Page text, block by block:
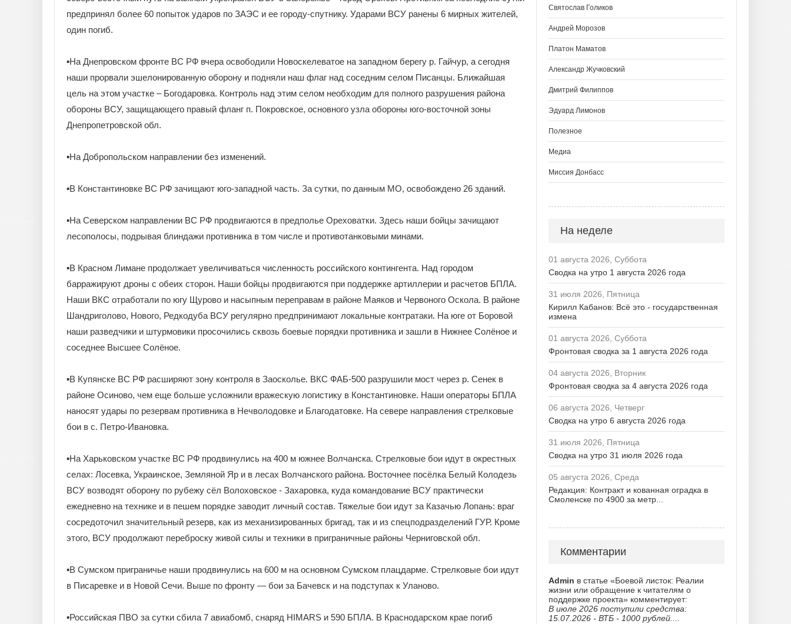
предпринял более 60 попыток ударов по ЗАЭС и ее городу-спутнику. Ударами ВСУ ранены 6 мирных жителей,
один погиб.
▪️На Днепровском фронте ВС РФ вчера освободили Новоскелеватое на западном берегу р. Гайчур, а сегодня
наши прорвали эшелонированную оборону и подняли наш флаг над соседним селом Писанцы. Ближайшая
цель на этом участке – Богодаровка. Контроль над этим селом необходим для полного разрушения района
обороны ВСУ, защищающего правый фланг п. Покровское, основного узла обороны юго-восточной зоны
Днепропетровской обл.
▪️На Добропольском направлении без изменений.
▪️В Константиновке ВС РФ зачищают юго-западной часть. За сутки, по данным МО, освобождено 26 зданий.
▪️На Северском направлении ВС РФ продвигаются в предполье Ореховатки. Здесь наши бойцы зачищают
лесополосы, подрывая блиндажи противника в том числе и противотанковыми минами.
▪️В Красном Лимане продолжает увеличиваться численность российского контингента. Над городом
барражируют дроны с обеих сторон. Наши бойцы продвигаются при поддержке артиллерии и расчетов БПЛА.
Наши ВКС отработали по югу Щурово и насыпным переправам в районе Маяков и Червоного Оскола. В районе
Шандриголово, Нового, Редкодуба ВСУ регулярно предпринимают локальные контратаки. На юге от Боровой
наши разведчики и штурмовики просочились сквозь боевые порядки противника и зашли в Нижнее Солёное и
соседнее Высшее Солёное.
▪️В Купянске ВС РФ расширяют зону контроля в Заосколье. ВКС ФАБ-500 разрушили мост через р. Сенек в
районе Осиново, чем еще больше усложнили вражескую логистику в Константиновке. Наши операторы БПЛА
наносят удары по резервам противника в Нечволодовке и Благодатовке. На севере направления стрелковые
бои в с. Петро-Ивановка.
▪️На Харьковском участке ВС РФ продвинулись на 400 м южнее Волчанска. Стрелковые бои идут в окрестных
селах: Лосевка, Украинское, Земляной Яр и в лесах Волчанского района. Восточнее посёлка Белый Колодезь
ВСУ возводят оборону по рубежу сёл Волоховское - Захаровка, куда командование ВСУ практически
ежедневно на технике и в пешем порядке заводит личный состав. Тяжелые бои идут за Казачью Лопань: враг
сосредоточил значительный резерв, как из механизированных бригад, так и из спецподразделений ГУР. Кроме
этого, ВСУ продолжают переброску живой силы и техники в приграничные районы Черниговской обл.
▪️В Сумском приграничье наши продвинулись на 600 м на основном Сумском плацдарме. Стрелковые бои идут
в Писаревке и в Новой Сечи. Выше по фронту — бои за Бачевск и на подступах к Уланово.
▪️Российская ПВО за сутки сбила 7 авиабомб, снаряд HIMARS и 590 БПЛА. В Краснодарском крае погиб
Святослав Голиков
Андрей Морозов
Платон Маматов
Александр Жучковский
Дмитрий Филиппов
Эдуард Лимонов
Полезное
Медиа
Миссия Донбасс
На неделе
01 августа 2026, Суббота
Сводка на утро 1 августа 2026 года
31 июля 2026, Пятница
Кирилл Кабанов: Всё это - государственная
измена
01 августа 2026, Суббота
Фронтовая сводка за 1 августа 2026 года
04 августа 2026, Вторник
Фронтовая сводка за 4 августа 2026 года
06 августа 2026, Четверг
Сводка на утро 6 августа 2026 года
31 июля 2026, Пятница
Сводка на утро 31 июля 2026 года
05 августа 2026, Среда
Редакция: Контракт и кованная оградка в
Смоленске по 4900 за метр...
Комментарии
Admin в статье «Боевой листок: Реалии
жизни или обращение к читателям о
поддержке проекта» комментирует:
В июле 2026 поступили средства:
15.07.2026 - ВТБ - 1000 рублей....